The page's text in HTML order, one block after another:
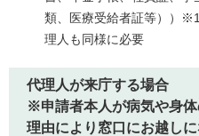
類、医療受給者証等））
理人も同様に必要
代理人が来庁する場合
※申請者本人が病気や身
理由により窓口にお越し